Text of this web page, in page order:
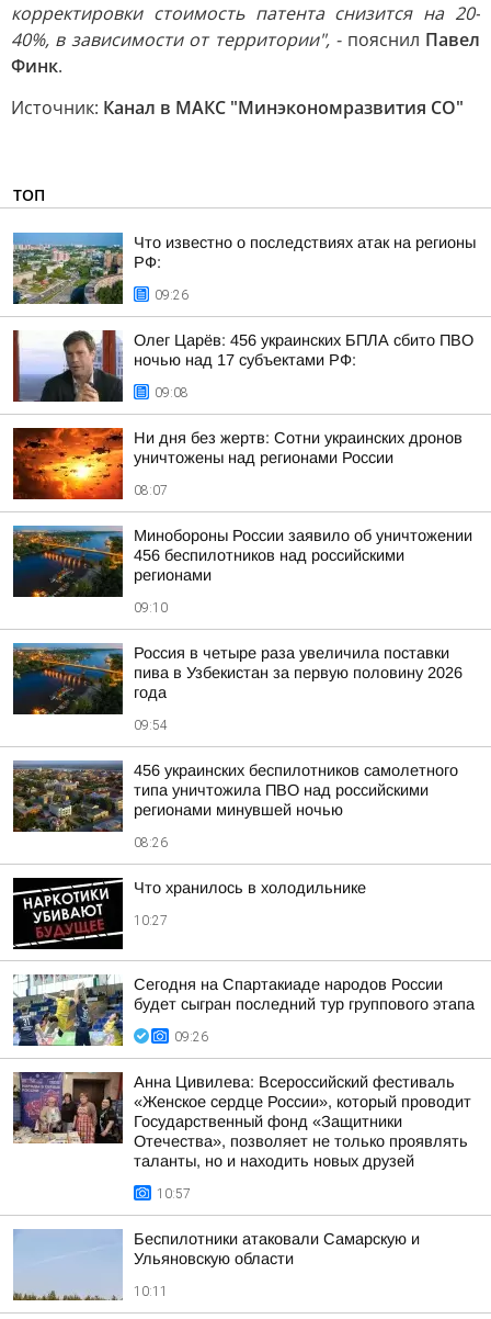
корректировки стоимость патента снизится на 20-
40%, в зависимости от территории", - пояснил Павел
Финк.
Источник: Канал в МАКС "Минэкономразвития СО"
ТОП
Что известно о последствиях атак на регионы
РФ:
09:26
Олег Царёв: 456 украинских БПЛА сбито ПВО
ночью над 17 субъектами РФ:
09:08
Ни дня без жертв: Сотни украинских дронов
уничтожены над регионами России
08:07
Минобороны России заявило об уничтожении
456 беспилотников над российскими
регионами
09:10
Россия в четыре раза увеличила поставки
пива в Узбекистан за первую половину 2026
года
09:54
456 украинских беспилотников самолетного
типа уничтожила ПВО над российскими
регионами минувшей ночью
08:26
Что хранилось в холодильнике
10:27
Сегодня на Спартакиаде народов России
будет сыгран последний тур группового этапа
09:26
Анна Цивилева: Всероссийский фестиваль
«Женское сердце России», который проводит
Государственный фонд «Защитники
Отечества», позволяет не только проявлять
таланты, но и находить новых друзей
10:57
Беспилотники атаковали Самарскую и
Ульяновскую области
10:11